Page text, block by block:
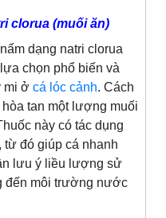
clorua (muối ăn)
natri clorua
chọn phổ biến và
mi ở cá lóc cảnh. Cách
tan một lượng muối
này có tác dụng
từ đó giúp cá nhanh
lưu ý liều lượng sử
đến môi trường nước